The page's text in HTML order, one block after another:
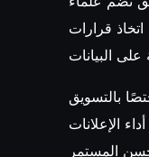
قرارات
تأتي من شركة سلع استهلاكية قامت ببناء فريق من أكثر من 30 مختصًا بالتسويق
الإعلانات